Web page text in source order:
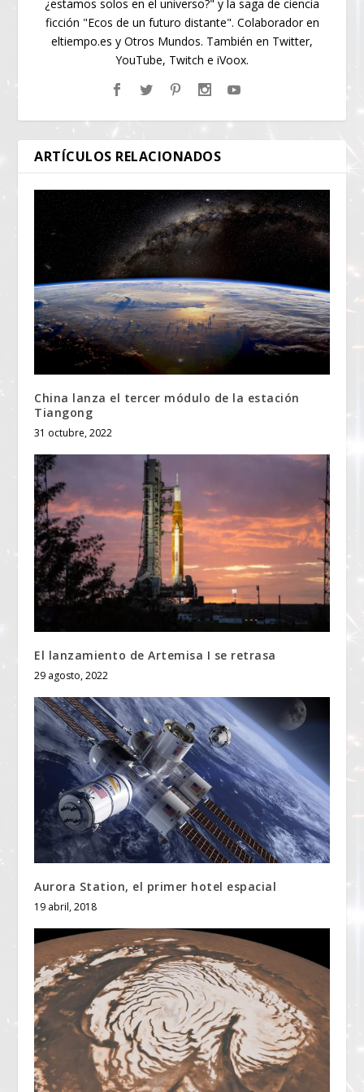
¿estamos solos en el universo?" y la saga de ciencia
ficción "Ecos de un futuro distante". Colaborador en
eltiempo.es y Otros Mundos. También en Twitter,
YouTube, Twitch e iVoox.
ARTÍCULOS RELACIONADOS
China lanza el tercer módulo de la estación
Tiangong
31 octubre, 2022
El lanzamiento de Artemisa I se retrasa
29 agosto, 2022
Aurora Station, el primer hotel espacial
19 abril, 2018